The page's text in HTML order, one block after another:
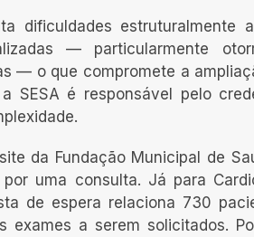
dificuldades estruturalmente
— particularmente
— o que compromete a
SESA é responsável pelo
da Fundação Municipal de
uma consulta. Já para
de espera relaciona 730
exames a serem solicitados.